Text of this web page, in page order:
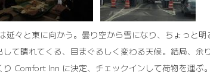
々と東に向かう。曇り空から雪になり、ちょっと明
て晴れてくる、目まぐるしく変わる天候。結局、余
Comfort Inn に決定、チェックインして荷物を運ぶ。